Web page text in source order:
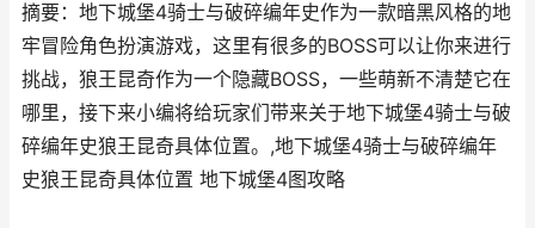
摘要：地下城堡4骑士与破碎编年史作为一款暗黑风格的地
牢冒险角色扮演游戏，这里有很多的BOSS可以让你来进行
挑战，狼王昆奇作为一个隐藏BOSS，一些萌新不清楚它在
哪里，接下来小编将给玩家们带来关于地下城堡4骑士与破
碎编年史狼王昆奇具体位置。,地下城堡4骑士与破碎编年
史狼王昆奇具体位置 地下城堡4图攻略